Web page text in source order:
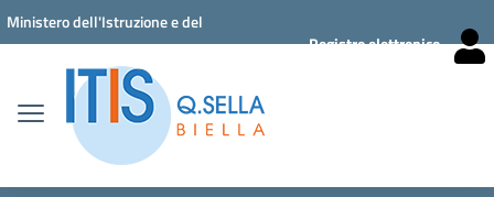
Vai ai contenuti
Vai al menu di navigazione
Vai al footer
Ministero dell'Istruzione e del
Registro elettronico